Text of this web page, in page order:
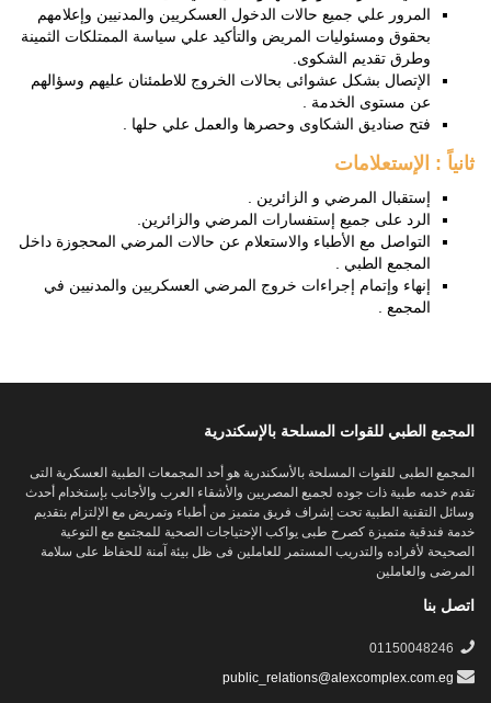
المرور علي جميع حالات الدخول العسكريين والمدنيين وإعلامهم
بحقوق ومسئوليات المريض والتأكيد علي سياسة الممتلكات الثمينة
وطرق تقديم الشكوى.
الإتصال بشكل عشوائى بحالات الخروج للاطمئنان عليهم وسؤالهم
عن مستوى الخدمة .
فتح صناديق الشكاوى وحصرها والعمل علي حلها .
ثانياً : الإستعلامات
إستقبال المرضي و الزائرين .
الرد على جميع إستفسارات المرضي والزائرين.
التواصل مع الأطباء والاستعلام عن حالات المرضي المحجوزة داخل
المجمع الطبي .
إنهاء وإتمام إجراءات خروج المرضي العسكريين والمدنيين في
المجمع .
المجمع الطبي للقوات المسلحة بالإسكندرية
المجمع الطبى للقوات المسلحة بالأسكندرية هو أحد المجمعات الطبية العسكرية التى
تقدم خدمه طبية ذات جوده لجميع المصريين والأشقاء العرب والأجانب بإستخدام أحدث
وسائل التقنية الطبية تحت إشراف فريق متميز من أطباء وتمريض مع الإلتزام بتقديم
خدمة فندقية متميزة كصرح طبى يواكب الإحتياجات الصحية للمجتمع مع التوعية
الصحيحة لأفراده والتدريب المستمر للعاملين فى ظل بيئة آمنة للحفاظ على سلامة
المرضى والعاملين
اتصل بنا